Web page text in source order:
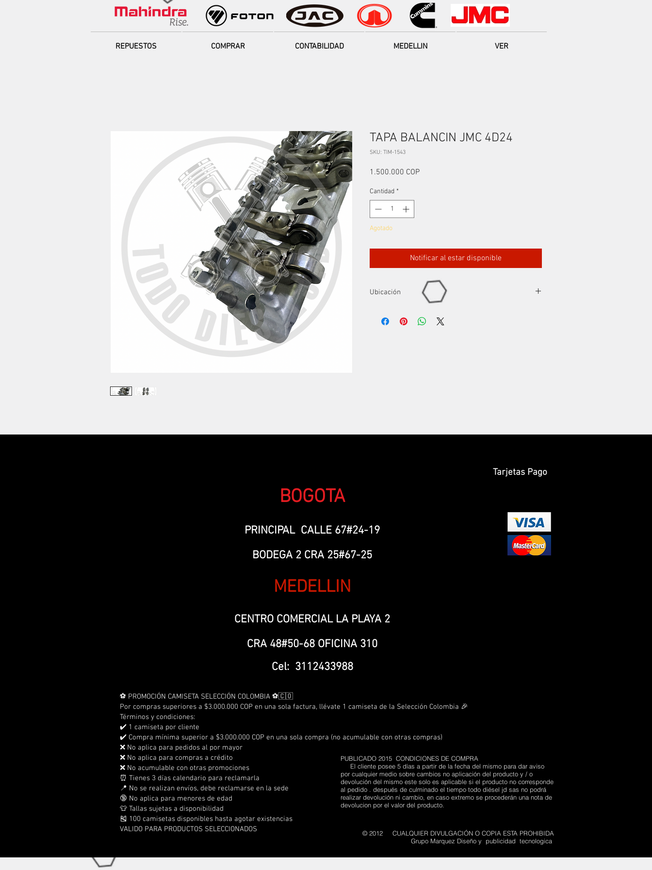
REPUESTOS COMPRAR CONTABILIDAD MEDELLIN VER
TAPA BALANCIN JMC 4D24
SKU: TIM-1543
1.500.000 COPPrecio
Cantidad *
Agotado
Notificar al estar disponible
Ubicación
BOGOTA
PRINCIPAL CALLE 67#24-19
BODEGA 2 CRA 25#67-25
MEDELLIN
CENTRO COMERCIAL LA PLAYA 2
CRA 48#50-68 OFICINA 310
Cel: 3112433988
Tarjetas Pago
⚽ PROMOCIÓN CAMISETA SELECCIÓN COLOMBIA ⚽🇨🇴
Por compras superiores a $3.000.000 COP en una sola factura, llévate 1 camiseta de la Selección Colombia 🎉
Términos y condiciones:
✔️ 1 camiseta por cliente
✔️ Compra mínima superior a $3.000.000 COP en una sola compra (no acumulable con otras compras)
❌ No aplica para pedidos al por mayor
❌ No aplica para compras a crédito
❌ No acumulable con otras promociones
⏰ Tienes 3 días calendario para reclamarla
📍 No se realizan envíos, debe reclamarse en la sede
🔞 No aplica para menores de edad
👕 Tallas sujetas a disponibilidad
🎽 100 camisetas disponibles hasta agotar existencias
VALIDO PARA PRODUCTOS SELECCIONADOS
© 2012 CUALQUIER DIVULGACIÓN O COPIA ESTA PROHIBIDA
Grupo Marquez Diseño y publicidad tecnologica
PUBLICADO 2015 CONDICIONES DE COMPRA
El cliente posee 5 días a partir de la fecha del mismo para dar aviso
por cualquier medio sobre cambios no aplicación del producto y / o
devolución del mismo este solo es aplicable si el producto no corresponde
al pedido . después de culminado el tiempo todo diésel jd sas no podrá
realizar devolución ni cambio, en caso extremo se procederán una nota de
devolucion por el valor del producto.